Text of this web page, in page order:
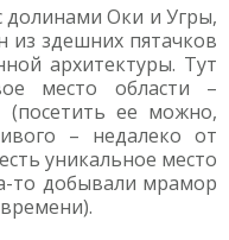
долинами Оки и Угры,
из здешних пятачков
архитектуры. Тут
место области –
(посетить ее можно,
– недалеко от
уникальное место
то добывали мрамор